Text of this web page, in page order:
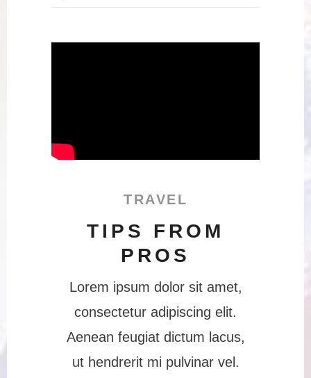
TRAVEL
TIPS FROM
PROS
Lorem ipsum dolor sit amet,
consectetur adipiscing elit.
Aenean feugiat dictum lacus,
ut hendrerit mi pulvinar vel.